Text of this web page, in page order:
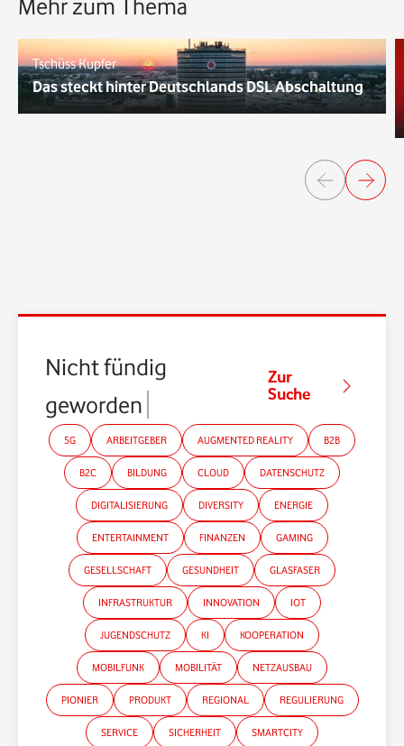
Mehr zum Thema
Tschüss Kupfer
Das steckt hinter Deutschlands DSL Abschaltung
Nicht fündig
geworden?
Zur
Suche
5G ARBEITGEBER AUGMENTED REALITY B2B
B2C BILDUNG CLOUD DATENSCHUTZ
DIGITALISIERUNG DIVERSITY ENERGIE
ENTERTAINMENT FINANZEN GAMING
GESELLSCHAFT GESUNDHEIT GLASFASER
INFRASTRUKTUR INNOVATION IOT
JUGENDSCHUTZ KI KOOPERATION
MOBILFUNK MOBILITÄT NETZAUSBAU
PIONIER PRODUKT REGIONAL REGULIERUNG
SERVICE SICHERHEIT SMARTCITY